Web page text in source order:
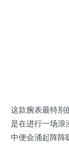
这款腕表最特别
是在进行一场浪
中便会涌起阵阵